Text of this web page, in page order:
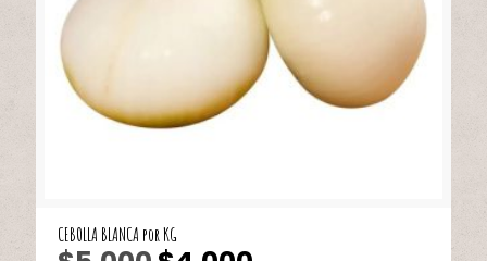
CEBOLLA BLANCA por KG